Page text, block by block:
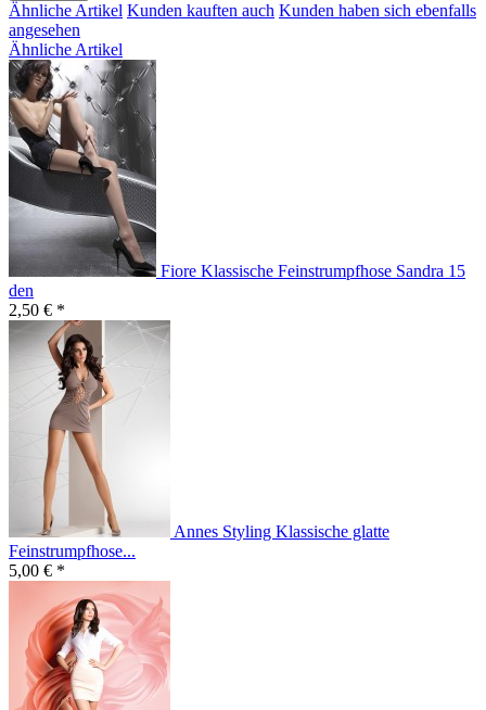
Ähnliche Artikel Kunden kauften auch Kunden haben sich ebenfalls
angesehen
Ähnliche Artikel
Fiore Klassische Feinstrumpfhose Sandra 15
den
2,50 € *
Annes Styling Klassische glatte
Feinstrumpfhose...
5,00 € *